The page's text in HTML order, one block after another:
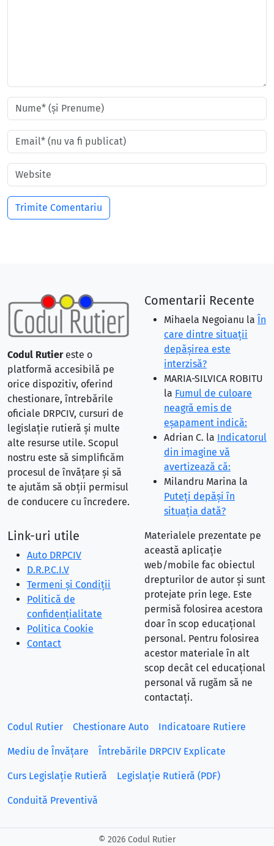
Codul Rutiereste o
platformă accesibilă pe
orice dispozitiv, oferind
chestionare, întrebările
oficiale DRPCIV, cursuri de
legislație rutieră și multe
alte resurse utile. Scopul
nostru este să simplificăm
procesul de învățare și să
te ajutăm să obții permisul
de conducere cu încredere.
Comentarii Recente
Mihaela Negoianu la În
care dintre situaţii
depăşirea este
interzisă?
MARIA-SILVICA ROBITU
la Fumul de culoare
neagră emis de
eşapament indică:
Adrian C. la Indicatorul
din imagine vă
avertizează că:
Milandru Marina la
Puteţi depăşi în
situaţia dată?
Link-uri utile
Auto DRPCIV
D.R.P.C.I.V
Termeni și Condiții
Politică de
confidențialitate
Politica Cookie
Contact
Materialele prezentate pe
această aplicație
web/mobile fac obiectul
drepturilor de autor și sunt
protejate prin lege. Este
permisă folosirea acestora
doar în scop educațional
personal. Pentru folosirea
acestor materiale în alt
scop decât cel educațional
personal vă rugăm să ne
contactați.
Codul Rutier Chestionare Auto Indicatoare Rutiere
Mediu de Învățare Întrebările DRPCIV Explicate
Curs Legislație Rutieră Legislație Rutieră (PDF)
Conduită Preventivă
© 2026 Codul Rutier